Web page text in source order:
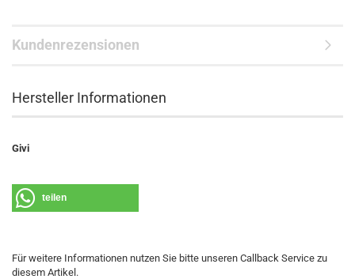
Kundenrezensionen
Hersteller Informationen
Givi
teilen
Für weitere Informationen nutzen Sie bitte unseren Callback Service zu
diesem Artikel.